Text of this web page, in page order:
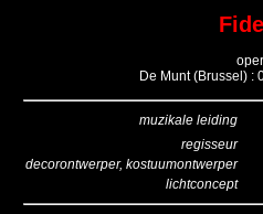
De Munt (Brussel) :
muzikale leiding
regisseur
decorontwerper, kostuumontwerper
lichtconcept